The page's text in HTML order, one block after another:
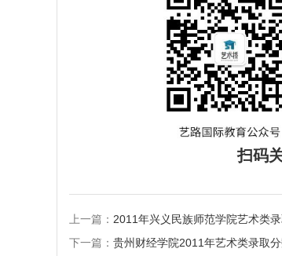
扫码
上一篇： 2011年兴义民族师范学院艺术类
下一篇： 贵州财经学院2011年艺术类录取